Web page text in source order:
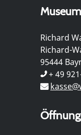
Richard
Richard-
95444
+ 49